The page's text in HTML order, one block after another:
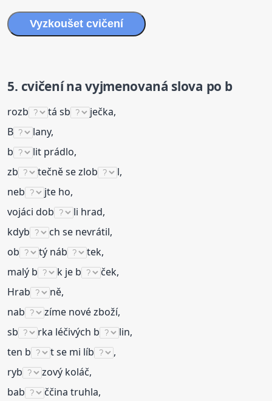
Vyzkoušetcvičení
5. cvičenínavyjmenovaná slova po b
rozb tá sb
ječka,
B
lany,
b
lit prádlo,
zb
tečně se zlob
l,
neb
jte ho,
vojáci dob
li hrad,
kdyb
ch se nevrátil,
ob
tý náb
tek,
malý b
k je b
ček,
Hrab
ně,
nab
zíme nové zboží,
sb
rka léčivých b
lin,
ten b
t se mi líb
,
ryb
zový koláč,
bab
ččina truhla,